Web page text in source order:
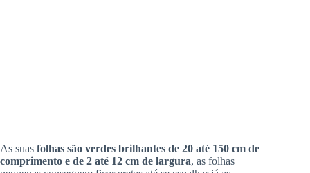
As suas folhas são verdes brilhantes de 20 até 150 cm de
comprimento e de 2 até 12 cm de largura, as folhas